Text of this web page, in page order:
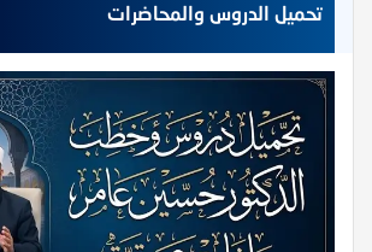
تحميل الدروس والمحاضرات